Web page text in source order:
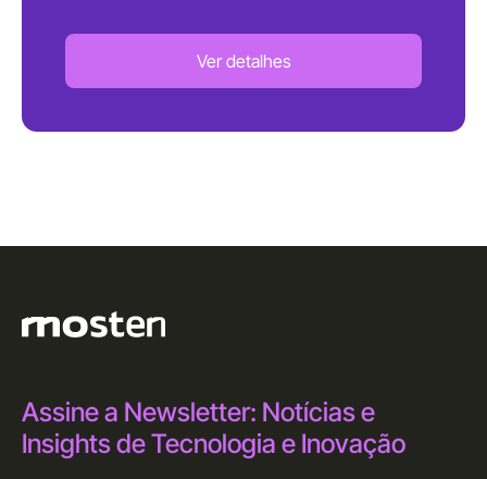
Ver detalhes
Assine a Newsletter: Notícias e
Insights de Tecnologia e Inovação